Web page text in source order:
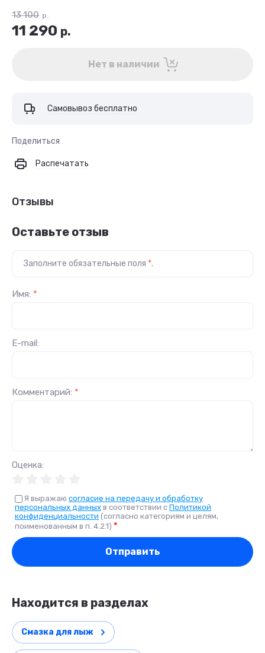
13 100 р.
11 290 р.
Нет в наличии
Самовывоз бесплатно
Поделиться
Распечатать
Отзывы
Оставьте отзыв
Заполните обязательные поля *.
Имя: *
E-mail:
Комментарий: *
Оценка:
Я выражаю согласие на передачу и обработку
персональных данных в соответствии с Политикой
конфиденциальности (согласно категориям и целям,
поименованным в п. 4.2.1) *
Отправить
Находится в разделах
Смазка для лыж